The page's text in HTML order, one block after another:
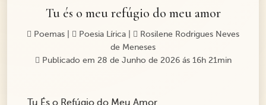
Tu és o meu refúgio do meu amor
Poemas Poesia Lírica
Rosilene Rodrigues Neves
de Meneses
Publicado em 28 de Junho de 2026 ás 16h 21min
Tu És o Refúgio do Meu Amor